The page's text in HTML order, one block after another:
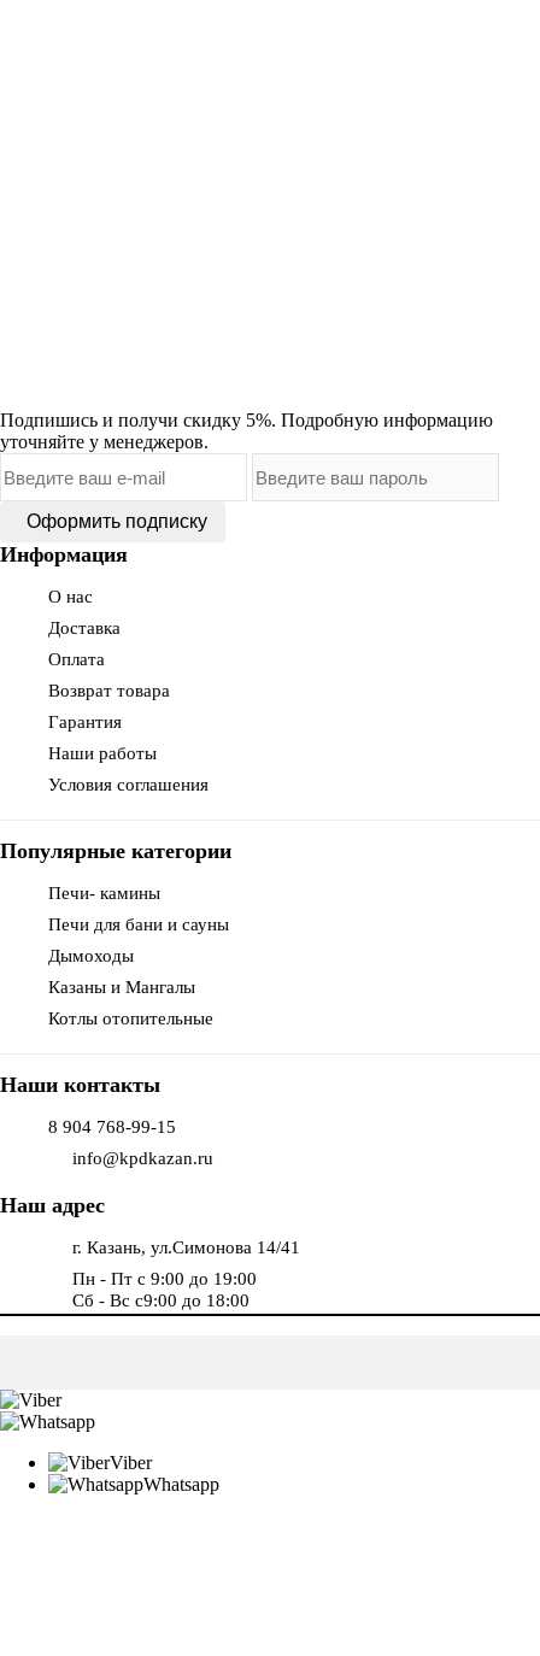
Подпишись и получи скидку 5%. Подробную информацию
уточняйте у менеджеров.
Оформить подписку
Информация
О нас
Доставка
Оплата
Возврат товара
Гарантия
Наши работы
Условия соглашения
Популярные категории
Печи- камины
Печи для бани и сауны
Дымоходы
Казаны и Мангалы
Котлы отопительные
Наши контакты
8 904 768-99-15
info@kpdkazan.ru
Наш адрес
г. Казань, ул.Симонова 14/41
Пн - Пт с 9:00 до 19:00
Сб - Вс с9:00 до 18:00
Viber
Whatsapp